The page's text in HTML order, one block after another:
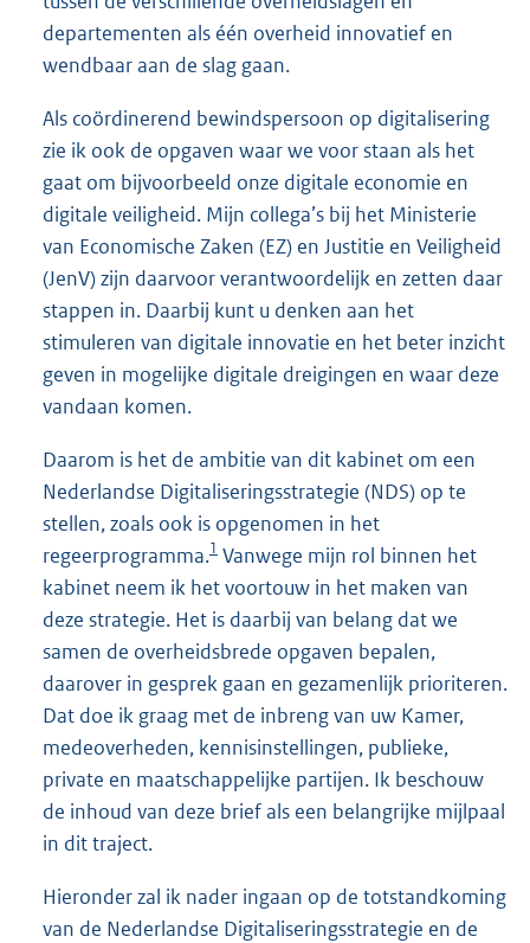
departementen als één overheid innovatief en
wendbaar aan de slag gaan.
Als coördinerend bewindspersoon op digitalisering
zie ik ook de opgaven waar we voor staan als het
gaat om bijvoorbeeld onze digitale economie en
digitale veiligheid. Mijn collega’s bij het Ministerie
van Economische Zaken (EZ) en Justitie en Veiligheid
(JenV) zijn daarvoor verantwoordelijk en zetten daar
stappen in. Daarbij kunt u denken aan het
stimuleren van digitale innovatie en het beter inzicht
geven in mogelijke digitale dreigingen en waar deze
vandaan komen.
Daarom is het de ambitie van dit kabinet om een
Nederlandse Digitaliseringsstrategie (NDS) op te
stellen, zoals ook is opgenomen in het
regeerprogramma.1 Vanwege mijn rol binnen het
kabinet neem ik het voortouw in het maken van
deze strategie. Het is daarbij van belang dat we
samen de overheidsbrede opgaven bepalen,
daarover in gesprek gaan en gezamenlijk prioriteren.
Dat doe ik graag met de inbreng van uw Kamer,
medeoverheden, kennisinstellingen, publieke,
private en maatschappelijke partijen. Ik beschouw
de inhoud van deze brief als een belangrijke mijlpaal
in dit traject.
Hieronder zal ik nader ingaan op de totstandkoming
van de Nederlandse Digitaliseringsstrategie en de